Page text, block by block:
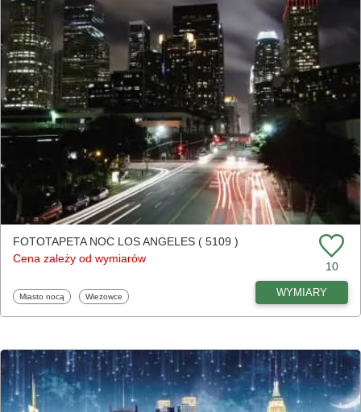
FOTOTAPETA NOC LOS ANGELES ( 5109 )
Cena zależy od wymiarów
10
Fototapety
Miasto nocą Fototapety
Wieżowce WYMIARY